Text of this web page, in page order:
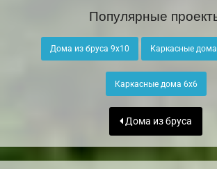
Популярные
Дома из бруса 9х10 Каркасные
Каркасные дома 6х6
Дома из бруса